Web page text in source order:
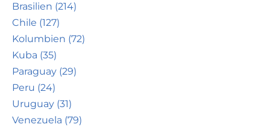
Brasilien (214)
Chile (127)
Kolumbien (72)
Kuba (35)
Paraguay (29)
Peru (24)
Uruguay (31)
Venezuela (79)